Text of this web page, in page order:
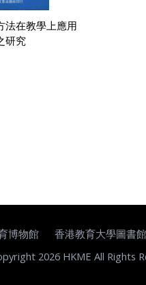
法在教學上應用
研究
博物館 香港教育大學圖書館
2026 HKME All Rights